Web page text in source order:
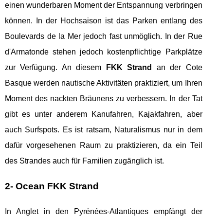
einen wunderbaren Moment der Entspannung verbringen
können. In der Hochsaison ist das Parken entlang des
Boulevards de la Mer jedoch fast unmöglich. In der Rue
d'Armatonde stehen jedoch kostenpflichtige Parkplätze
zur Verfügung. An diesem
FKK Strand
an der Cote
Basque werden nautische Aktivitäten praktiziert, um Ihren
Moment des nackten Bräunens zu verbessern. In der Tat
gibt es unter anderem Kanufahren, Kajakfahren, aber
auch Surfspots. Es ist ratsam, Naturalismus nur in dem
dafür vorgesehenen Raum zu praktizieren, da ein Teil
des Strandes auch für Familien zugänglich ist.
2- Ocean FKK Strand
In Anglet in den Pyrénées-Atlantiques empfängt der